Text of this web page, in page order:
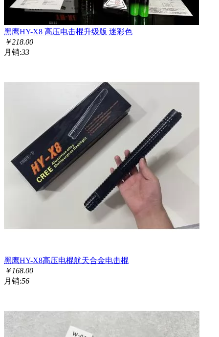
黑鹰HY-X8 高压电击棍升级版 迷彩色
￥218.00
月销:33
黑鹰HY-X8高压电棍航天合金电击棍
￥168.00
月销:56